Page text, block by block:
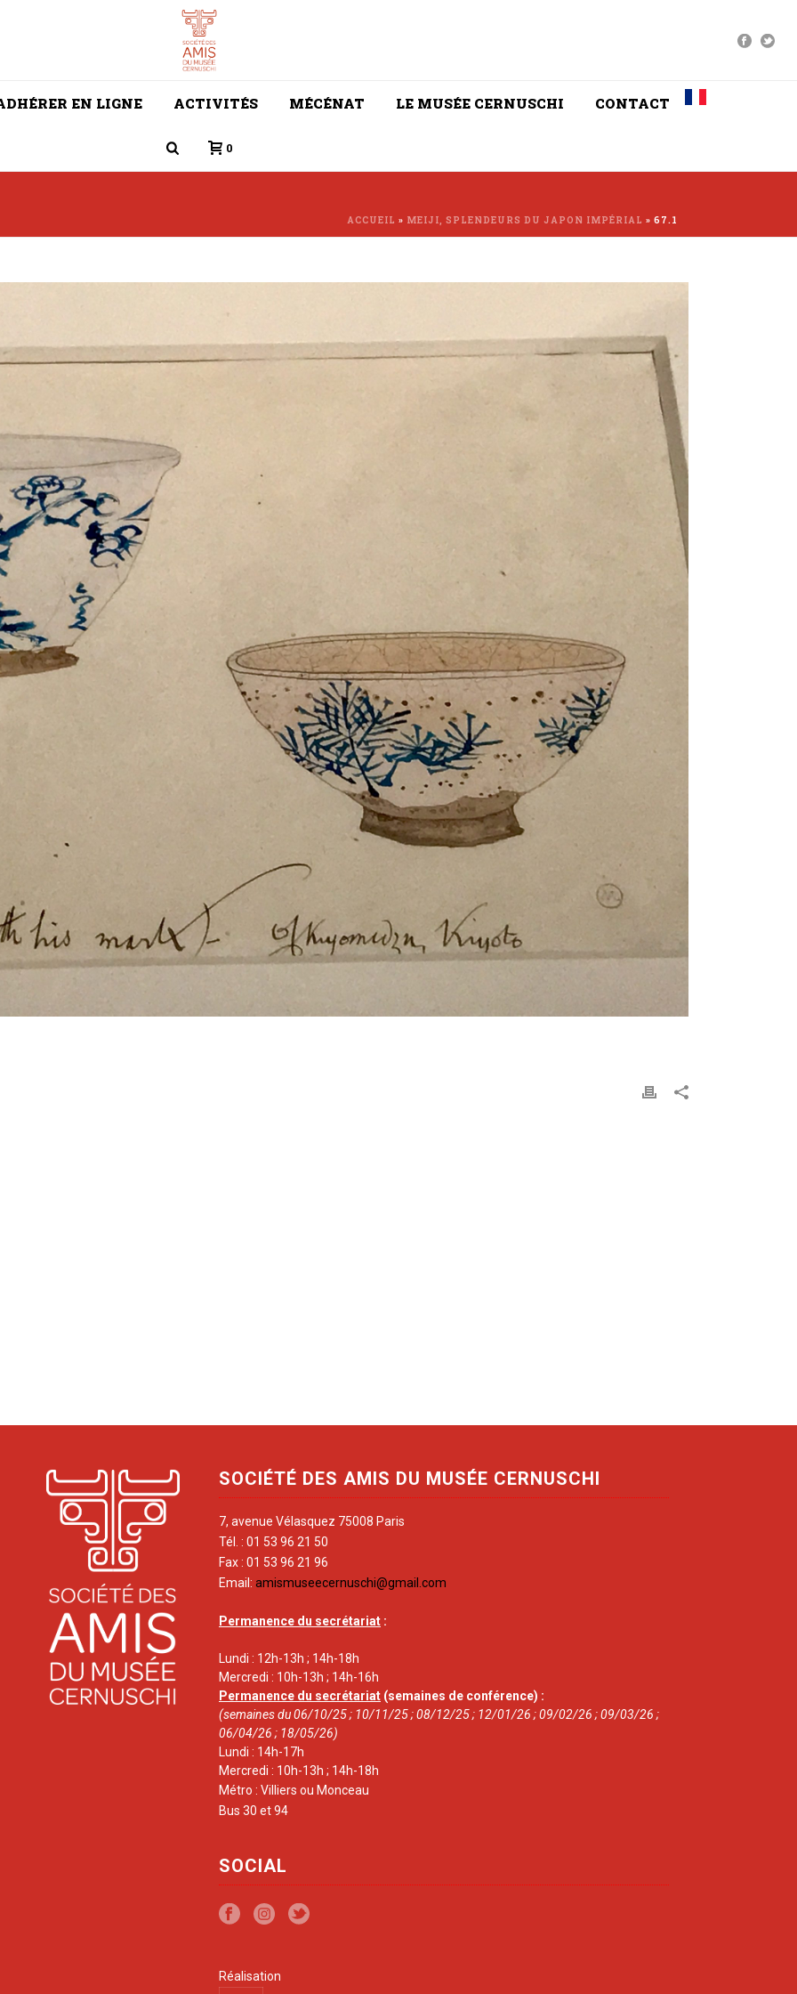
EN LIGNE ACTIVITÉS MÉCÉNAT LE MUSÉE CERNUSCHI CONTACT
0
ACCUEIL » MEIJI, SPLENDEURS DU JAPON IMPÉRIAL » 67.1
SOCIÉTÉ DES AMIS DU MUSÉE CERNUSCHI
7, avenue Vélasquez 75008 Paris
Tél. : 01 53 96 21 50
Fax : 01 53 96 21 96
Email: amismuseecernuschi@gmail.com
Permanence du secrétariat :
Lundi : 12h-13h ; 14h-18h
Mercredi : 10h-13h ; 14h-16h
Permanence du secrétariat (semaines de conférence) :
(semaines du 06/10/25 ; 10/11/25 ; 08/12/25 ; 12/01/26 ; 09/02/26 ; 09/03/26 ;
06/04/26 ; 18/05/26)
Lundi : 14h-17h
Mercredi : 10h-13h ; 14h-18h
Métro : Villiers ou Monceau
Bus 30 et 94
SOCIAL
Réalisation